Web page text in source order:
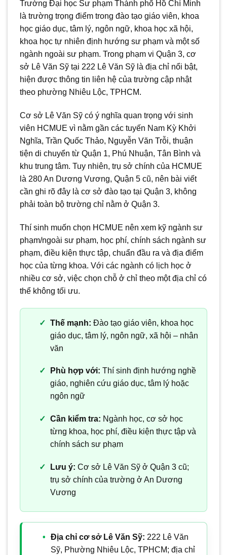
Trường Đại học Sư phạm Thành phố Hồ Chí Minh
là trường trọng điểm trong đào tạo giáo viên, khoa
học giáo dục, tâm lý, ngôn ngữ, khoa học xã hội,
khoa học tự nhiên định hướng sư phạm và một số
ngành ngoài sư phạm. Trong phạm vi Quận 3, cơ
sở Lê Văn Sỹ tại 222 Lê Văn Sỹ là địa chỉ nổi bật,
hiện được thông tin liên hệ của trường cập nhật
theo phường Nhiêu Lộc, TPHCM.
Cơ sở Lê Văn Sỹ có ý nghĩa quan trọng với sinh
viên HCMUE vì nằm gần các tuyến Nam Kỳ Khởi
Nghĩa, Trần Quốc Thảo, Nguyễn Văn Trỗi, thuận
tiện di chuyển từ Quận 1, Phú Nhuận, Tân Bình và
khu trung tâm. Tuy nhiên, trụ sở chính của HCMUE
là 280 An Dương Vương, Quận 5 cũ, nên bài viết
cần ghi rõ đây là cơ sở đào tạo tại Quận 3, không
phải toàn bộ trường chỉ nằm ở Quận 3.
Thí sinh muốn chọn HCMUE nên xem kỹ ngành sư
phạm/ngoài sư phạm, học phí, chính sách ngành sư
phạm, điều kiện thực tập, chuẩn đầu ra và địa điểm
học của từng khoa. Với các ngành có lịch học ở
nhiều cơ sở, việc chọn chỗ ở chỉ theo một địa chỉ có
thể không tối ưu.
Thế mạnh: Đào tạo giáo viên, khoa học
giáo dục, tâm lý, ngôn ngữ, xã hội – nhân
văn
Phù hợp với: Thí sinh định hướng nghề
giáo, nghiên cứu giáo dục, tâm lý hoặc
ngôn ngữ
Cần kiểm tra: Ngành học, cơ sở học
từng khoa, học phí, điều kiện thực tập và
chính sách sư phạm
Lưu ý: Cơ sở Lê Văn Sỹ ở Quận 3 cũ;
trụ sở chính của trường ở An Dương
Vương
Địa chỉ cơ sở Lê Văn Sỹ: 222 Lê Văn
Sỹ, Phường Nhiêu Lộc, TPHCM; địa chỉ